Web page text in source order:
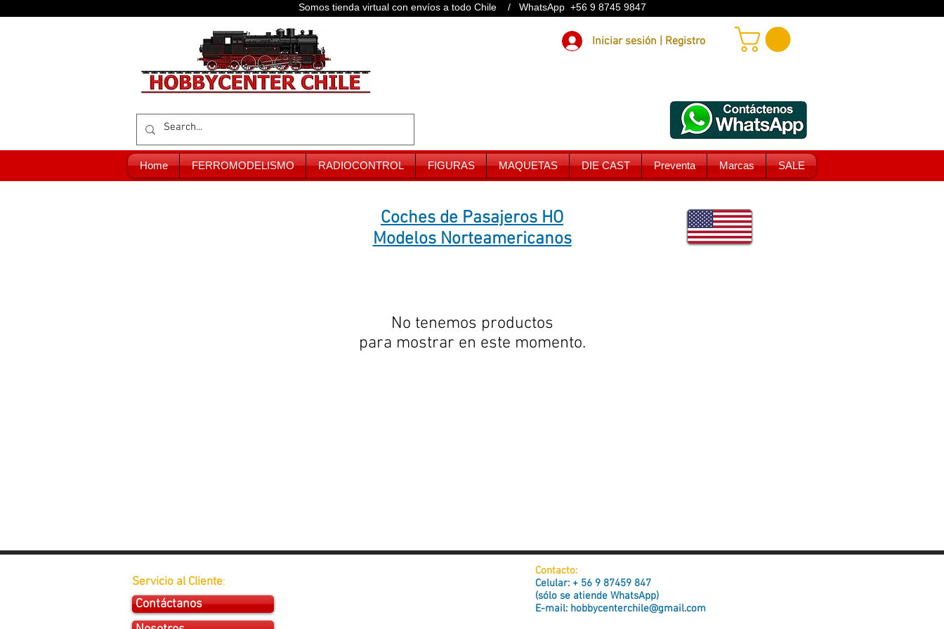
Somos tienda virtual con envíos a todo Chile / WhatsApp +56 9 8745 9847
Iniciar sesión | Registro
Home FERROMODELISMO RADIOCONTROL FIGURAS MAQUETAS DIE CAST Preventa Marcas SALE
Coches de Pasajeros HO
Modelos Norteamericanos
No tenemos productos
para mostrar en este momento.
Servicio al Cliente:
Contáctanos
Contacto:
Celular: + 56 9 87459 847
(sólo se atiende WhatsApp)
E-mail: hobbycenterchile@gmail.com